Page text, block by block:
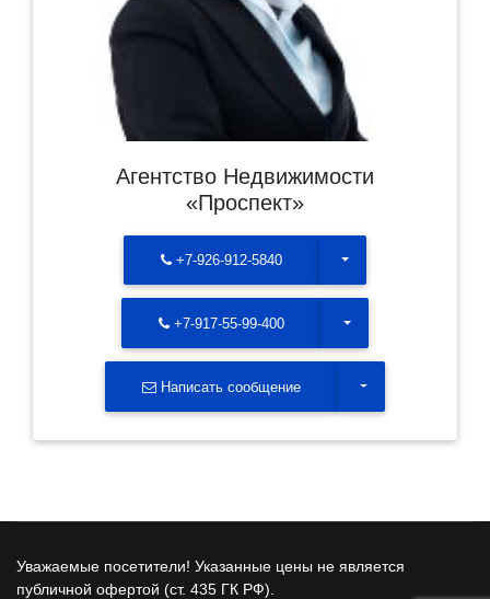
Агентство Недвижимости
«Проспект»
+7-926-912-5840 Toggle Dropdown
+7-917-55-99-400 Toggle Dropdown
Написать сообщение Toggle Dropdown
Уважаемые посетители! Указанные цены не является
публичной офертой (ст. 435 ГК РФ).